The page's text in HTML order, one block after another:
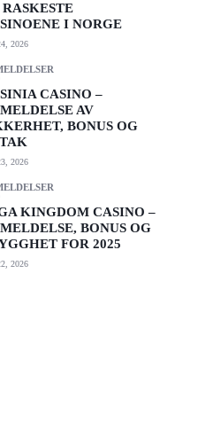
RASKESTE
I NORGE
2026
CASINO –
AV
BONUS OG
2026
KINGDOM CASINO –
BONUS OG
FOR 2025
2026